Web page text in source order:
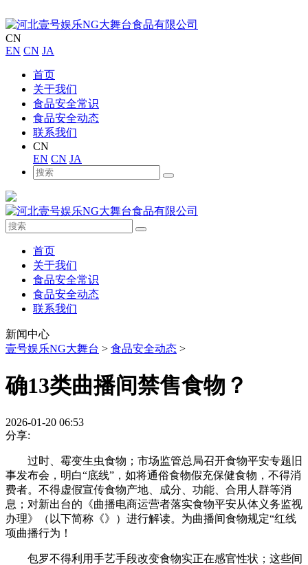
CN
EN CN JA
首页
关于我们
食品安全常识
食品安全动态
联系我们
CN
EN CN JA
首页
关于我们
食品安全常识
食品安全动态
联系我们
新闻中心
壹号娱乐NG大舞台 > 食品安全动态 >
确13类曲播间禁售食物？
2026-01-20 06:53
分享:
过时、霉变生虫食物；市场监管总局召开食物平安专题旧
事发布会，明白“底线”，如将通俗食物假充保健食物，不得消
费者。不得虚假宣传食物产地、成分、功能、合用人群等消
息；对新出台的《曲播电商运营者落实食物平安从体义务监视
办理》（以下简称《》）进行解读。为曲播间食物规定“红线
项曲播行为！
包罗不得利用手艺手段改变食物实正在感官性状；这些间